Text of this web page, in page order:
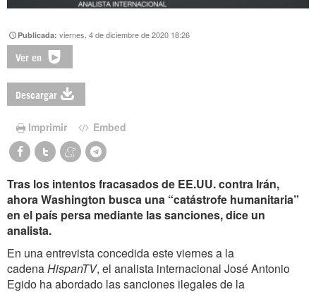
Publicada:viernes, 4 de diciembre de 2020 18:26
Ver en
Descargar
Imprimir Embed
Tras los intentos fracasados de EE.UU. contra Irán,
ahora Washington busca una “catástrofe humanitaria”
en el país persa mediante las sanciones, dice un
analista.
En una entrevista concedida este viernes a la
cadenaHispanTV, el analista internacional José Antonio
Egido ha abordado las sanciones ilegales de la